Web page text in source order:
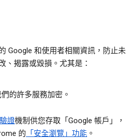
Google 和使用者相關資訊，防止未
、揭露或毀損。尤其是：
的許多服務加密。
證機制供您存取「Google 帳戶」，
的 「安全瀏覽」功能 。